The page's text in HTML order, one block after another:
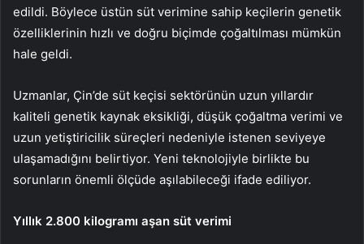
edildi. Böylece üstün süt verimine sahip keçilerin genetik
özelliklerinin hızlı ve doğru biçimde çoğaltılması mümkün
hale geldi.
Uzmanlar, Çin’de süt keçisi sektörünün uzun yıllardır
kaliteli genetik kaynak eksikliği, düşük çoğaltma verimi ve
uzun yetiştiricilik süreçleri nedeniyle istenen seviyeye
ulaşamadığını belirtiyor. Yeni teknolojiyle birlikte bu
sorunların önemli ölçüde aşılabileceği ifade ediliyor.
Yıllık 2.800 kilogramı aşan süt verimi